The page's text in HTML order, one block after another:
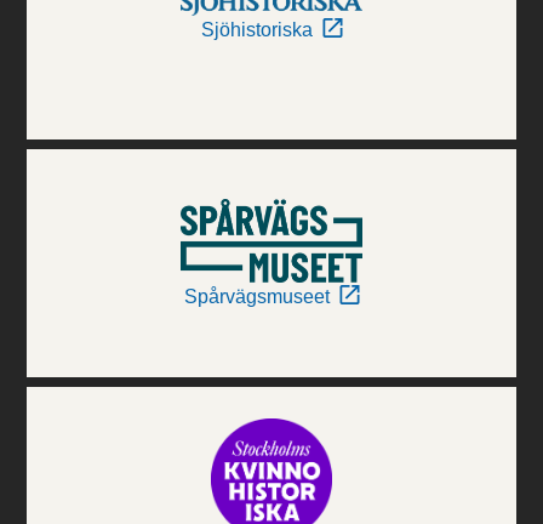
Sjöhistoriska
Spårvägsmuseet